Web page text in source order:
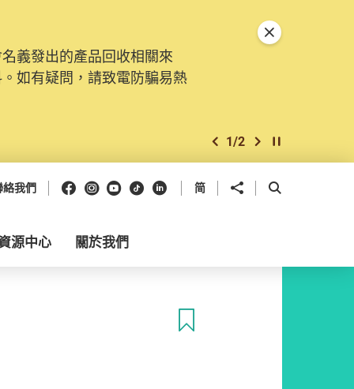
義發出的產品回收相關來
如有疑問，請致電防騙易熱
上一個
1/2 下一個開始/暫停幻燈
關閉特別通告
絡我們 Facebook
Instagram
Youtube
抖音領英 简 分享到 開啟搜尋框
源中心 關於我們